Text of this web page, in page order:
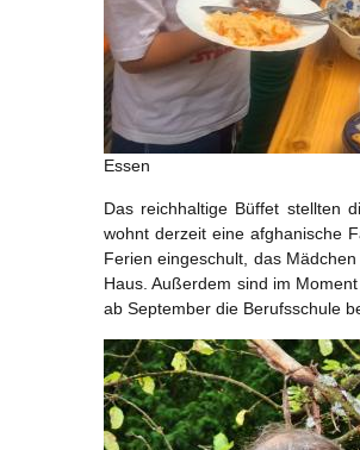
Essen
Das reichhaltige Büffet stellten
wohnt derzeit eine afghanische
Ferien eingeschult, das
Haus. Außerdem sind im
ab September die Berufsschule